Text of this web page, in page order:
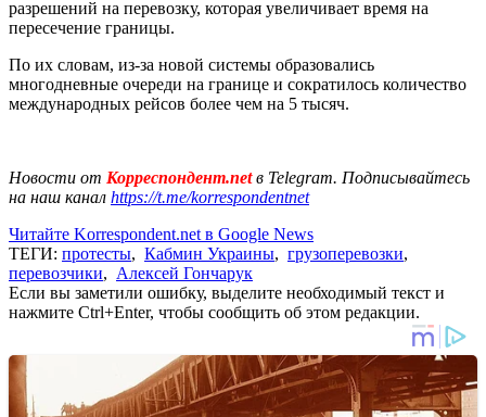
разрешений на перевозку, которая увеличивает время на
пересечение границы.
По их словам, из-за новой системы образовались
многодневные очереди на границе и сократилось количество
международных рейсов более чем на 5 тысяч.
Новости от Корреспондент.netв Telegram. Подписывайтесь
на наш канал https://t.me/korrespondentnet
Читайте Korrespondent.net в Google News
ТЕГИ: протесты, Кабмин Украины, грузоперевозки,
перевозчики, Алексей Гончарук
Если вы заметили ошибку, выделите необходимый текст и
нажмите Ctrl+Enter, чтобы сообщить об этом редакции.